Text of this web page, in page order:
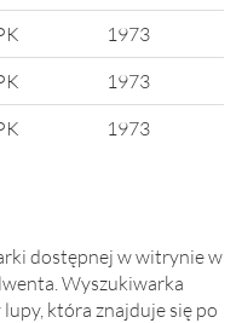
1973
1973
1973
dostępnej w witrynie w
Wyszukiwarka
która znajduje się po